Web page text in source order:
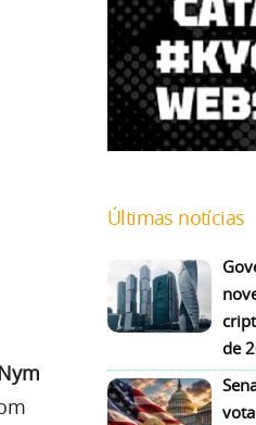
Últimas notícias
de